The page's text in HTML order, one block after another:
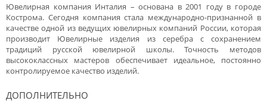
Ювелирная компания Инталия – основана в 2001 году в городе
Кострома. Сегодня компания стала международно-признанной в
качестве одной из ведущих ювелирных компаний России, которая
производит Ювелирные изделия из серебра с сохранением
традиций русской ювелирной школы. Точность методов
высококлассных мастеров обеспечивает идеальное, постоянно
контролируемое качество изделий.
ДОПОЛНИТЕЛЬНО